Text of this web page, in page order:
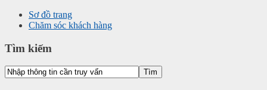
Sơ đồ trang
Chăm sóc khách hàng
Tìm kiếm